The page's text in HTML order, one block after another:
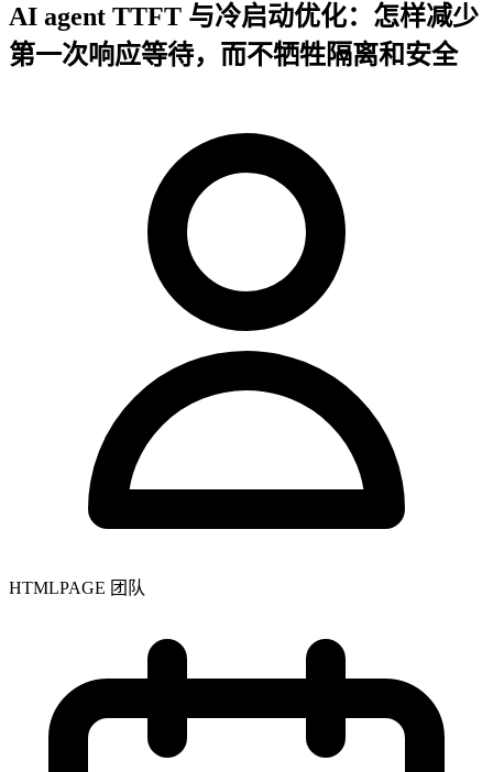
AI agent TTFT 与冷启动优化：怎样减少
第一次响应等待，而不牺牲隔离和安全
HTMLPAGE 团队